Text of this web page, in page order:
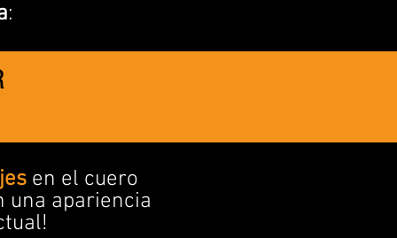
:
en el cuero
una apariencia